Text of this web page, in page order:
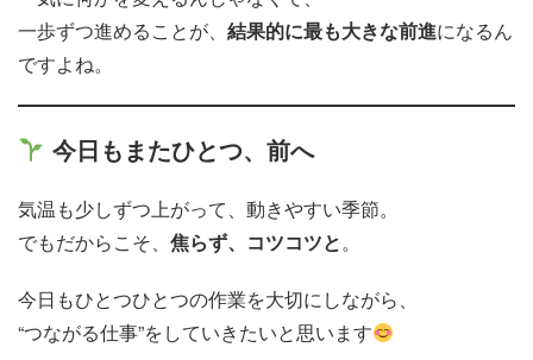
一歩ずつ進めることが、 結果的に最も大きな前進になるん
ですよね。
今日もまたひとつ、前へ
気温も少しずつ上がって、動きやすい季節。
でもだからこそ、 焦らず、コツコツと。
今日もひとつひとつの作業を大切にしながら、
“つながる仕事”をしていきたいと思います